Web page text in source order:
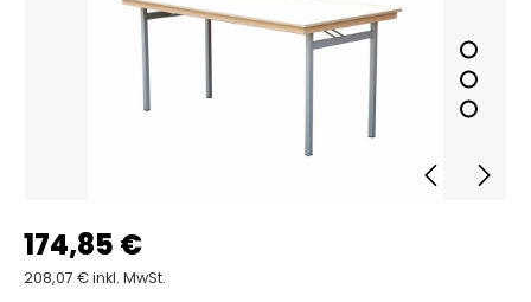
174,85 €
208,07 € inkl. MwSt.